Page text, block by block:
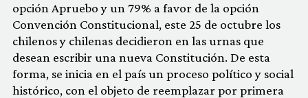
opción Apruebo y un 79% a favor de la opción
Convención Constitucional, este 25 de octubre los
chilenos y chilenas decidieron en las urnas que
desean escribir una nueva Constitución. De esta
forma, se inicia en el país un proceso político y social
histórico, con el objeto de reemplazar por primera